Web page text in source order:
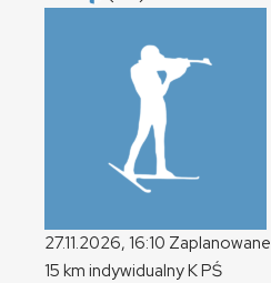
27.11.2026, 16:10 Zaplanowane
15 km indywidualnyKPŚ